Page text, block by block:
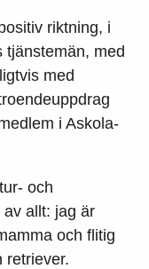
riktning, i
tjänstemän, med
med
i Askola-
och
allt: jag är
och flitig
retriever.